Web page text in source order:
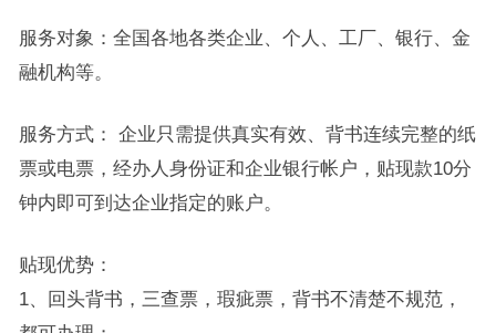
服务对象：全国各地各类企业、个人、工厂、银行、金
融机构等。
服务方式： 企业只需提供真实有效、背书连续完整的纸
票或电票，经办人身份证和企业银行帐户，贴现款10分
钟内即可到达企业指定的账户。
贴现优势：
1、回头背书，三查票，瑕疵票，背书不清楚不规范，